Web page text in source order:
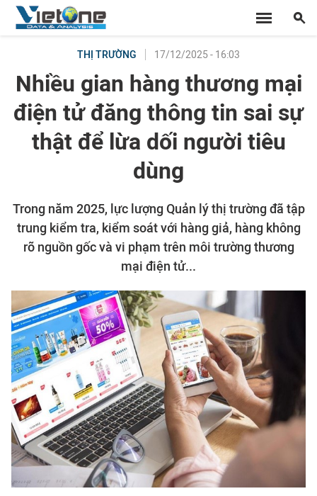
THỊ TRƯỜNG 17/12/2025 - 16:03
Nhiều gian hàng thương mại
điện tử đăng thông tin sai sự
thật để lừa dối người tiêu
dùng
Trong năm 2025, lực lượng Quản lý thị trường đã tập
trung kiểm tra, kiểm soát với hàng giả, hàng không
rõ nguồn gốc và vi phạm trên môi trường thương
mại điện tử...